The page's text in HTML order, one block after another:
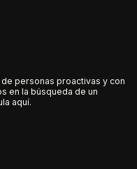
personas proactivas y con
en la búsqueda de un
aquí.